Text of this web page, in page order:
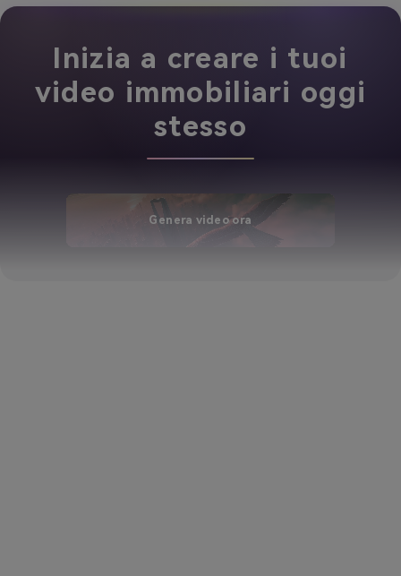
Inizia a creare i tuoi
video immobiliari oggi
stesso
Genera video ora